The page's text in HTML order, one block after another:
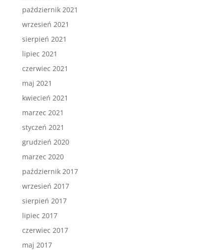
październik 2021
wrzesień 2021
sierpień 2021
lipiec 2021
czerwiec 2021
maj 2021
kwiecień 2021
marzec 2021
styczeń 2021
grudzień 2020
marzec 2020
październik 2017
wrzesień 2017
sierpień 2017
lipiec 2017
czerwiec 2017
maj 2017